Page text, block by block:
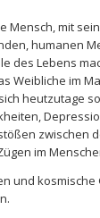
Mensch, mit
humanen
des Lebens
Weibliche im
heutzutage
zwischen
im
und